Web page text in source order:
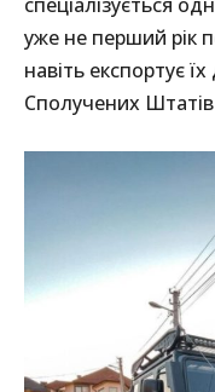
уже не перший рік
навіть експортує
Сполучених